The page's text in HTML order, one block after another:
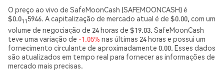
O preço ao vivo de SafeMoonCash (SAFEMOONCASH) é
$0.0115946. A capitalização de mercado atual é de $0.00, com um
volume de negociação de 24 horas de $19.03. SafeMoonCash
teve uma variação de -1.05% nas últimas 24 horas e possui um
fornecimento circulante de aproximadamente 0.00. Esses dados
são atualizados em tempo real para fornecer as informações de
mercado mais precisas.